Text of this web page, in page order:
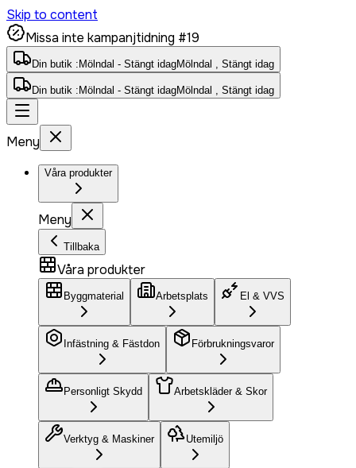
Skip to content
Missa inte kampanjtidning #19
Din butik : Mölndal - Stängt idagMölndal , Stängt idag
Din butik : Mölndal - Stängt idagMölndal , Stängt idag
Meny
Våra produkter
Meny
Tillbaka
Våra produkter
Byggmaterial Arbetsplats El & VVS
Infästning & Fästdon Förbrukningsvaror
Personligt Skydd Arbetskläder & Skor
Verktyg & Maskiner Utemiljö